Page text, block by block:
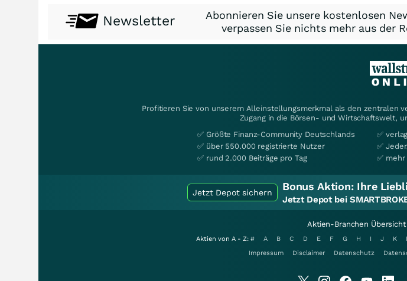
Newsletter
Abonnieren Sie unsere kostenlosen
verpassen Sie nichts mehr aus der
Profitieren Sie von unserem Alleinstellungsmerkmal als den zentralen
Zugang in die Börsen- und Wirtschaftswelt,
✅ Größte Finanz-Community Deutschlands
✅ über 550.000 registrierte Nutzer
✅ rund 2.000 Beiträge pro Tag
✅
✅
✅
Jetzt Depot sichern Bonus Aktion: Ihre
Jetzt Depot bei
Aktien-Branchen Übersicht
Aktien von A - Z: # A B C D E F G H I J K
Impressum
Disclaimer Datenschutz